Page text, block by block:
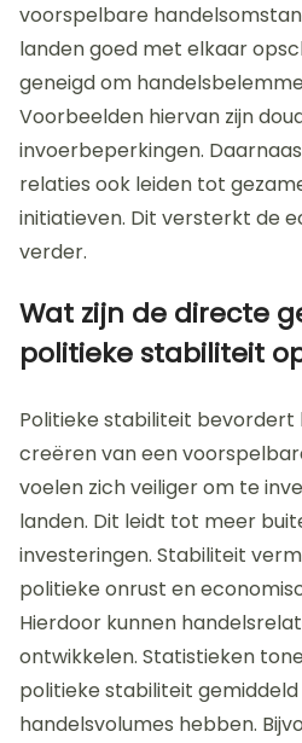
voorspelbare
landen goed met elkaar
geneigd om
Voorbeelden hiervan zijn
invoerbeperkingen.
relaties ook leiden tot
initiatieven. Dit versterkt de
verder.
Wat zijn de directe
politieke stabiliteit
Politieke stabiliteit bevordert
creëren van een
voelen zich veiliger om te
landen. Dit leidt tot meer
investeringen. Stabiliteit
politieke onrust en
Hierdoor kunnen
ontwikkelen. Statistieken
politieke stabiliteit
handelsvolumes hebben.